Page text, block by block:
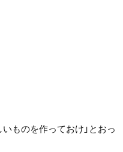
ものを作っておけ」とおっ